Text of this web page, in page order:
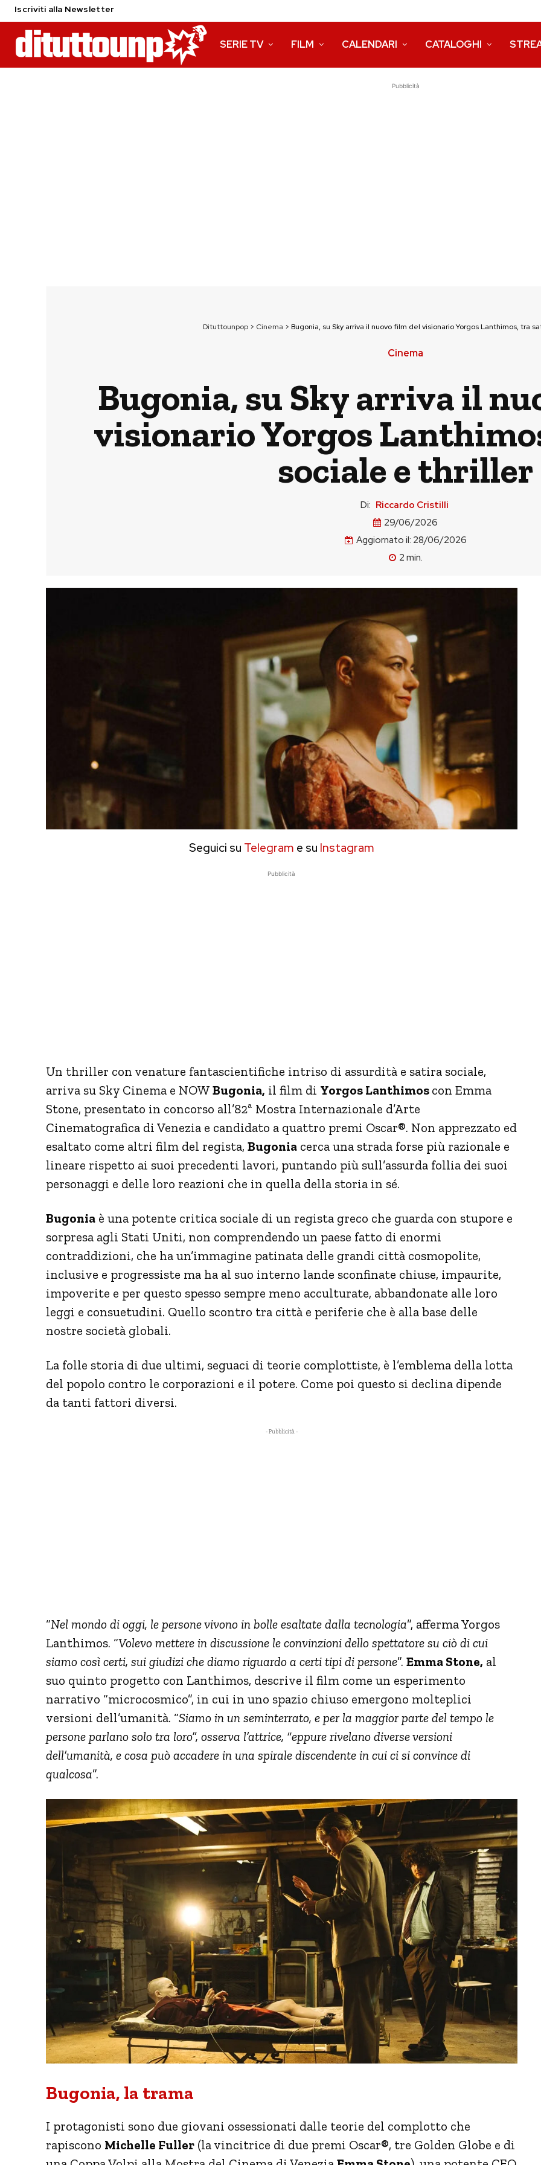
Iscriviti alla Newsletter
SERIE TV FILM CALENDARI CATALOGHI
Pubblicità
Dituttounpop> Cinema > Bugonia, su Sky arriva il nuovo film del visionario Yorgos Lanthimos, tra
Cinema
Bugonia, su Sky arriva il
visionario Yorgos
sociale e thriller
Di: Riccardo Cristilli
29/06/2026
Aggiornato il: 28/06/2026
2 min.
Seguici su Telegram e su Instagram
Pubblicità
Un thriller con venature fantascientifiche intriso di assurdità e satira sociale,
arriva su Sky Cinema e NOW Bugonia, il film di Yorgos Lanthimos con Emma
Stone, presentato in concorso all’82ª Mostra Internazionale d’Arte
Cinematografica di Venezia e candidato a quattro premi Oscar®. Non apprezzato ed
esaltato come altri film del regista, Bugonia cerca una strada forse più razionale e
lineare rispetto ai suoi precedenti lavori, puntando più sull’assurda follia dei suoi
personaggi e delle loro reazioni che in quella della storia in sé.
Bugonia è una potente critica sociale di un regista greco che guarda con stupore e
sorpresa agli Stati Uniti, non comprendendo un paese fatto di enormi
contraddizioni, che ha un’immagine patinata delle grandi città cosmopolite,
inclusive e progressiste ma ha al suo interno lande sconfinate chiuse, impaurite,
impoverite e per questo spesso sempre meno acculturate, abbandonate alle loro
leggi e consuetudini. Quello scontro tra città e periferie che è alla base delle
nostre società globali.
La folle storia di due ultimi, seguaci di teorie complottiste, è l’emblema della lotta
del popolo contro le corporazioni e il potere. Come poi questo si declina dipende
da tanti fattori diversi.
- Pubblicità -
“Nel mondo di oggi, le persone vivono in bolle esaltate dalla tecnologia”, afferma Yorgos
Lanthimos. “Volevo mettere in discussione le convinzioni dello spettatore su ciò di cui
siamo così certi, sui giudizi che diamo riguardo a certi tipi di persone”. Emma Stone, al
suo quinto progetto con Lanthimos, descrive il film come un esperimento
narrativo “microcosmico”, in cui in uno spazio chiuso emergono molteplici
versioni dell’umanità. “Siamo in un seminterrato, e per la maggior parte del tempo le
persone parlano solo tra loro”, osserva l’attrice, “eppure rivelano diverse versioni
dell’umanità, e cosa può accadere in una spirale discendente in cui ci si convince di
qualcosa”.
Bugonia, la trama
I protagonisti sono due giovani ossessionati dalle teorie del complotto che
rapiscono Michelle Fuller (la vincitrice di due premi Oscar®, tre Golden Globe e di